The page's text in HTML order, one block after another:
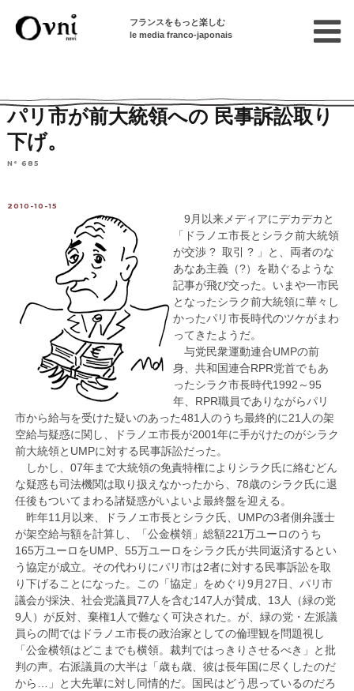
フランスをもっと楽しむ
le media franco-japonais
パリ市が前大統領への 民事訴訟取り
下げ。
N° 685
2010-10-15
9月以来メディアにデカデカと
「ドラノエ市長とシラク前大統領
が交渉 ? 取引 ? 」と、両者のな
あなあ主義（?）を勘ぐるような
記事が飛び交った。いまや一市民
となったシラク前大統領に華々し
かったパリ市長時代のツケがまわ
ってきたようだ。
与党民衆運動連合UMPの前
身、共和国連合RPR党首でもあ
ったシラク市長時代1992～95
年、RPR職員でありながらパリ
市から給与を受けた疑いのあった481人のうち最終的に21人の架
空給与疑惑に関し、ドラノエ市長が2001年に手がけたのがシラク
前大統領とUMPに対する民事訴訟だった。
しかし、07年まで大統領の免責特権によりシラク氏に絡むどん
な疑惑も司法機関は取り扱えなかったから、78歳のシラク氏に退
任後もついてまわる諸疑惑がいよいよ最終盤を迎える。
昨年11月以来、ドラノエ市長とシラク氏、UMPの3者側弁護士
が架空給与額を計算し、「公金横領」総額221万ユーロのうち
165万ユーロをUMP、55万ユーロをシラク氏が共同返済するとい
う協定が成立。その代わりにパリ市は2者に対する民事訴訟を取
り下げることになった。この「協定」をめぐり9月27日、パリ市
議会が採決、社会党議員77人を含む147人が賛成、13人（緑の党
9人）が反対、棄権1人で難なく可決された。が、緑の党・左派議
員らの間ではドラノエ市長の政治家としての倫理観を問題視し
「公金横領はどこまでも横領。裁判ではっきりさせるべき」と批
判の声。右派議員の大半は「歳も歳、彼は長年国に尽くしたのだ
から…」と大先輩に対し同情的だ。国民はどう思っているのだろ